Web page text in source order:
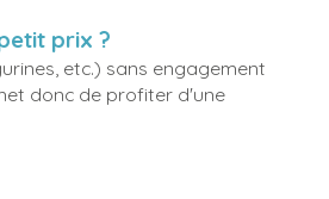
prix ?
etc.) sans engagement
donc de profiter d'une